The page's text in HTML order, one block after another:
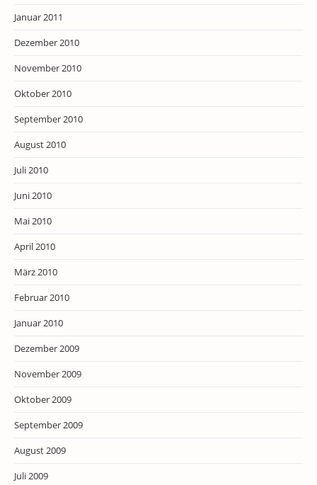
Januar 2011
Dezember 2010
November 2010
Oktober 2010
September 2010
August 2010
Juli 2010
Juni 2010
Mai 2010
April 2010
März 2010
Februar 2010
Januar 2010
Dezember 2009
November 2009
Oktober 2009
September 2009
August 2009
Juli 2009